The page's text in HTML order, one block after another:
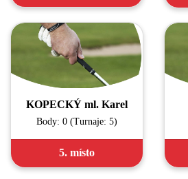
KOPECKÝ ml. Karel
Body: 0 (Turnaje: 5)
5. místo